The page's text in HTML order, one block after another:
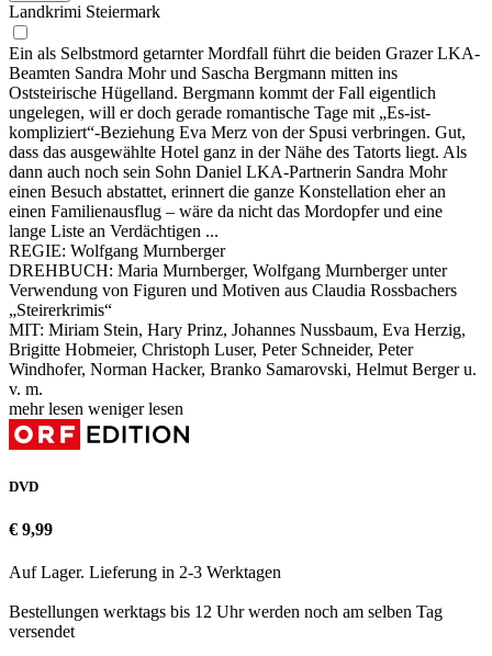
Landkrimi Steiermark
Ein als Selbstmord getarnter Mordfall führt die beiden Grazer LKA-
Beamten Sandra Mohr und Sascha Bergmann mitten ins
Oststeirische Hügelland. Bergmann kommt der Fall eigentlich
ungelegen, will er doch gerade romantische Tage mit „Es-ist-
kompliziert“-Beziehung Eva Merz von der Spusi verbringen. Gut,
dass das ausgewählte Hotel ganz in der Nähe des Tatorts liegt. Als
dann auch noch sein Sohn Daniel LKA-Partnerin Sandra Mohr
einen Besuch abstattet, erinnert die ganze Konstellation eher an
einen Familienausflug – wäre da nicht das Mordopfer und eine
lange Liste an Verdächtigen ...
REGIE: Wolfgang Murnberger
DREHBUCH: Maria Murnberger, Wolfgang Murnberger unter
Verwendung von Figuren und Motiven aus Claudia Rossbachers
„Steirerkrimis“
MIT: Miriam Stein, Hary Prinz, Johannes Nussbaum, Eva Herzig,
Brigitte Hobmeier, Christoph Luser, Peter Schneider, Peter
Windhofer, Norman Hacker, Branko Samarovski, Helmut Berger u.
v. m.
mehr lesen weniger lesen
DVD
€ 9,99
Auf Lager. Lieferung in 2-3 Werktagen
Bestellungen werktags bis 12 Uhr werden noch am selben Tag
versendet